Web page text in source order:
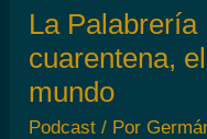
que
no
La Palabrería
cuarentena,
mundo
Podcast / Por